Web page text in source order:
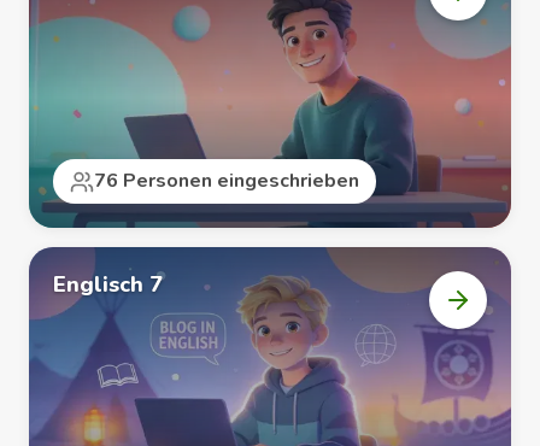
Kurs
öffnen
76 Personen eingeschrieben
Englisch 7
Kurs
7“
öffnen